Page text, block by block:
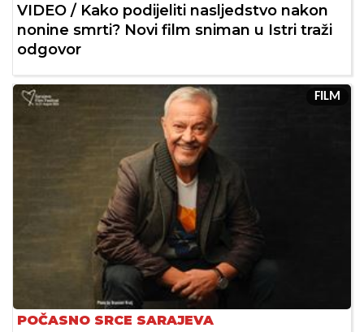
VIDEO / Kako podijeliti nasljedstvo nakon
nonine smrti? Novi film sniman u Istri traži
odgovor
FILM
POČASNO SRCE SARAJEVA